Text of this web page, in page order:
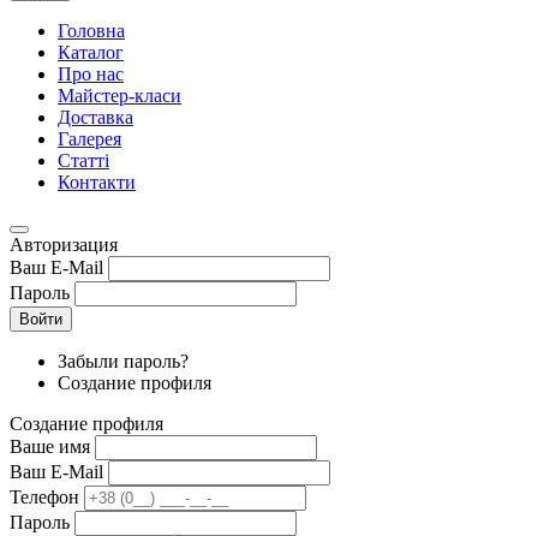
Головна
Каталог
Про нас
Майстер-класи
Доставка
Галерея
Статтi
Контакти
Авторизация
Ваш E-Mail
Пароль
Войти
Забыли пароль?
Создание профиля
Создание профиля
Ваше имя
Ваш E-Mail
Телефон
Пароль